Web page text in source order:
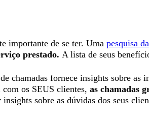
importante de se ter. Uma pesquisa
prestado. A lista de seus
chamadas fornece insights sobre as
com os SEUS clientes, as chamadas
sobre as dúvidas dos seus